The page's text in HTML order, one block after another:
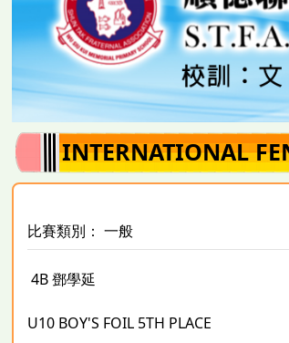
INTERNATIONAL
比賽類別： 一般
4B 鄧學延
U10 BOY'S FOIL 5TH PLACE